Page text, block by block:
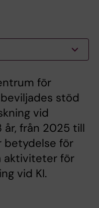
för
stöd
vid
år, från 2025 till
betydelse för
aktiviteter för
vid KI.